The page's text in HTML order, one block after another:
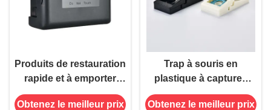
Produits de restauration
rapide et à emporter
350g Boîte en plastique
pour souris pour la
Obtenez le meilleur prix
Trap à souris en
plastique à captures
multiples Contrôle des
ravageurs Haute
Obtenez le meilleur prix